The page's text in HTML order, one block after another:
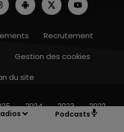
Podcasts
Recrutement
Gestion des cookies
du site
2024 2023 2022